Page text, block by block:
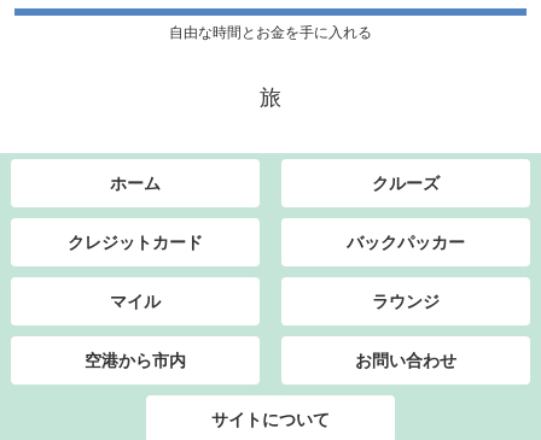
自由な時間とお金を手に入れる
旅
ホーム クルーズ
クレジットカード バックパッカー
マイル ラウンジ
空港から市内 お問い合わせ
サイトについて